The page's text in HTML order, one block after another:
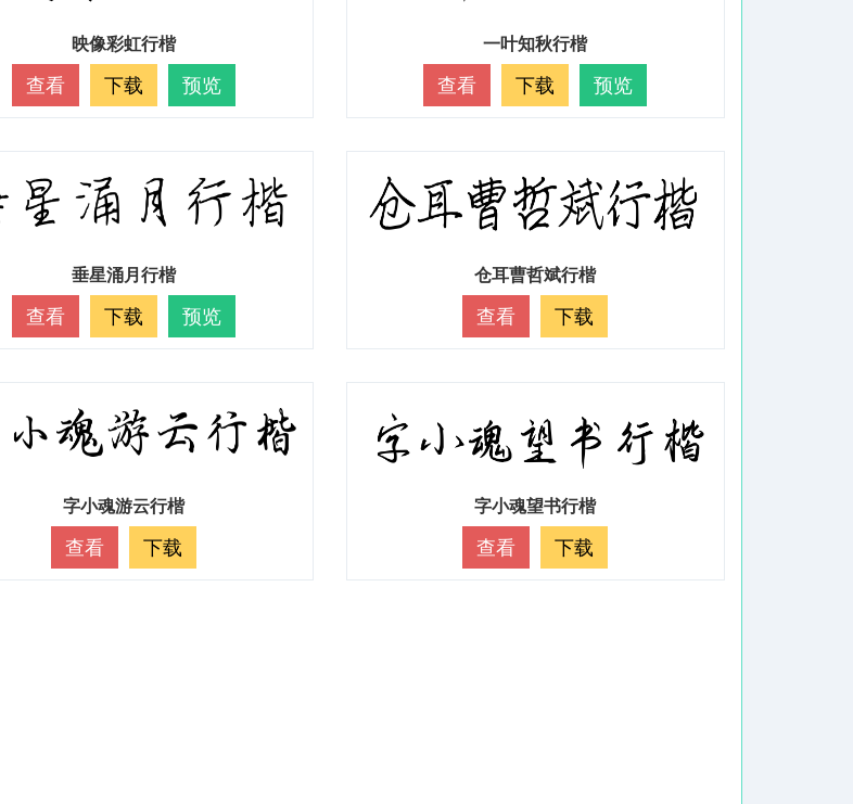
映像彩虹行楷
查看 下载 预览
一叶知秋行楷
查看 下载 预览
垂星涌月行楷
查看 下载 预览
仓耳曹哲斌行楷
查看 下载
字小魂游云行楷
查看 下载
字小魂望书行楷
查看 下载